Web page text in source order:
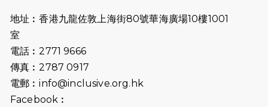
2026-07-02
2026-06-25
（19:00開始）
地址︰香港九龍佐敦上海街80號華海廣場10樓1001
室
電話︰2771 9666
傳真︰2787 0917
電郵︰info@inclusive.org.hk
Facebook︰